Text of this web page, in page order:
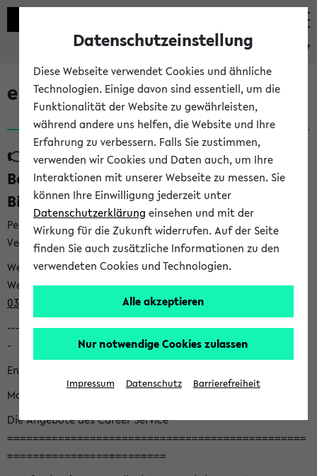
eKVV
eKVV News
👉 Neue Angebote zur
Berufsorientierung an der Universität
Bielefeld (31.07.26)
Per E-Mail eingestellt von career@uni-bielefeld.de an den
Verteiler 'Alle Studierenden':
Webansicht /
Webview <https://t9be21bfb.emailsys1a.net/mailing/203/932
0396/1007481/2/5c029be88e/index.html>
-----------------------------------------------------------------------
-
English version below
Monatsnewsletter August '26
Die Angebote des Career Service
===============================================
=========================
Datenschutzeinstellung
Diese Webseite verwendet Cookies und ähnliche
Technologien. Einige davon sind essentiell, um die
Funktionalität der Website zu gewährleisten,
während andere uns helfen, die Website und Ihre
Erfahrung zu verbessern. Falls Sie zustimmen,
verwenden wir Cookies und Daten auch, um Ihre
Interaktionen mit unserer Webseite zu messen. Sie
können Ihre Einwilligung jederzeit unter
Datenschutzerklärung einsehen und mit der
Wirkung für die Zukunft widerrufen. Auf der Seite
finden Sie auch zusätzliche Informationen zu den
verwendeten Cookies und Technologien.
Alle akzeptieren
Nur notwendige Cookies zulassen
Impressum Datenschutz Barrierefreiheit